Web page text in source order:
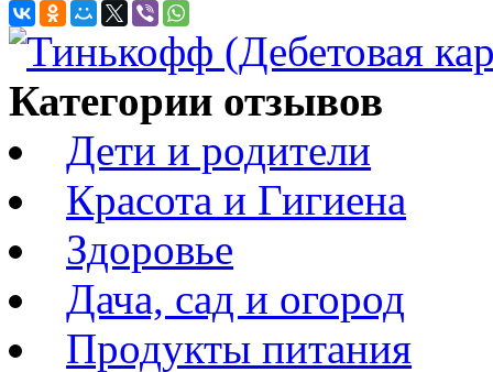
Категории отзывов
Дети и родители
Красота и Гигиена
Здоровье
Дача, сад и огород
Продукты питания